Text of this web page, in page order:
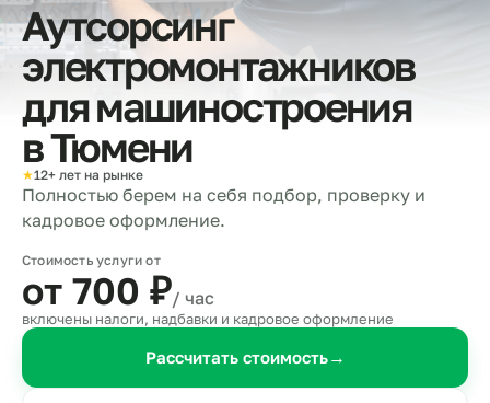
Аутсорсинг
электромонтажников
для машиностроения
вТюмени
★12+ лет на рынке
Полностью берем на себя подбор, проверку и
кадровое оформление.
Стоимость услуги от
от 700 ₽/ час
включены налоги, надбавки и кадровое оформление
Рассчитать стоимость→